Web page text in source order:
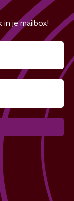
in je mailbox!